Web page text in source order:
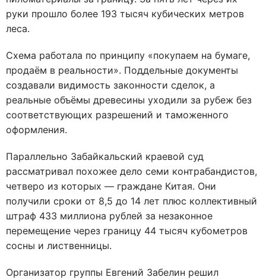
руки прошло более 193 тысяч кубических метров
леса.
Схема работала по принципу «покупаем на бумаге,
продаём в реальности». Поддельные документы
создавали видимость законности сделок, а
реальные объёмы древесины уходили за рубеж без
соответствующих разрешений и таможенного
оформления.
Параллельно Забайкальский краевой суд
рассматривал похожее дело семи контрабандистов,
четверо из которых — граждане Китая. Они
получили сроки от 8,5 до 14 лет плюс коллективный
штраф 433 миллиона рублей за незаконное
перемещение через границу 44 тысяч кубометров
сосны и лиственницы.
Организатор группы Евгений Забелин решил